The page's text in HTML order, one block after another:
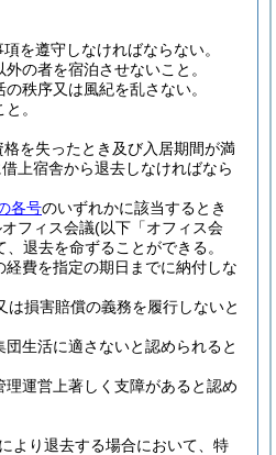
を遵守しなければならない。
の者を宿泊させないこと。
秩序又は風紀を乱さない。
。
格を失ったとき及び入居期間が満
上宿舎から退去しなければなら
各号のいずれかに該当するとき
フィス会議(以下「オフィス会
、退去を命ずることができる。
経費を指定の期日までに納付しな
は損害賠償の義務を履行しないと
生活に適さないと認められると
理運営上著しく支障があると認め
より退去する場合において、特